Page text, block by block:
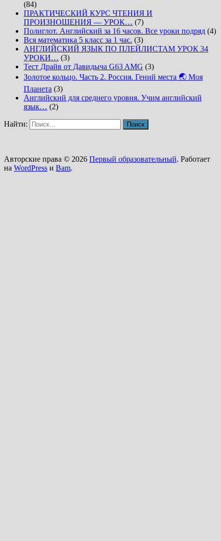
(84)
ПРАКТИЧЕСКИЙ КУРС ЧТЕНИЯ И
ПРОИЗНОШЕНИЯ — УРОК… (7)
Полиглот. Английский за 16 часов. Все уроки подряд (4)
Вся математика 5 класс за 1 час. (3)
АНГЛИЙСКИЙ ЯЗЫК ПО ПЛЕЙЛИСТАМ УРОК 34
УРОКИ… (3)
Тест Драйв от Давидыча G63 AMG (3)
Золотое кольцо. Часть 2. Россия. Гений места 🌏 Моя
Планета (3)
Английский для среднего уровня. Учим английский
язык… (2)
Найти:
Авторские права © 2026 Первый образовательный. Работает
на WordPress и Bam.